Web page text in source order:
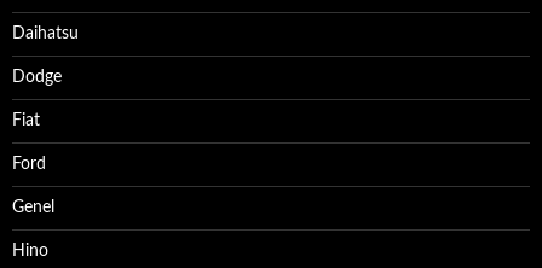
Daihatsu
Dodge
Fiat
Ford
Genel
Hino